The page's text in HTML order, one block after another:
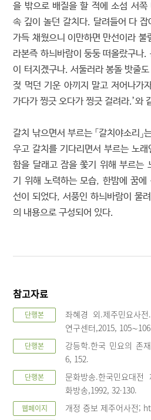
을 밖으로 배질을 할 적에 소섬 서
속 깊이 놀던 갈치다. 달려들어 다 잡
가득 채웠으니 이만하면 만선이라
라본즉 하늬바람이 둥둥 떠올랐구나
이 터지겠구나. 서둘러라 봉돌 밧줄
젖 먹던 기운 아끼지 말고 저어나가
가다가 찡긋 오다가 찡긋 걸려라.’와
갈치 낚으면서 부르는 「갈치야소리」
우고 갈치를 기다리면서 부르는 노
함을 달래고 잠을 쫓기 위해 부르는
기 위해 노력하는 모습, 한밤에 꿈
선이 되었다, 서풍인 하늬바람이 물
의 내용으로 구성되어 있다.
참고자료
단행본
좌혜경 외.제주민요사
연구센터,2015,
단행본
강등학.한국 민요의 존
6, 152.
단행본
문화방송.한국민요대전
화방송,1992, 32·130.
웹페이지 개정 증보 제주어사전;